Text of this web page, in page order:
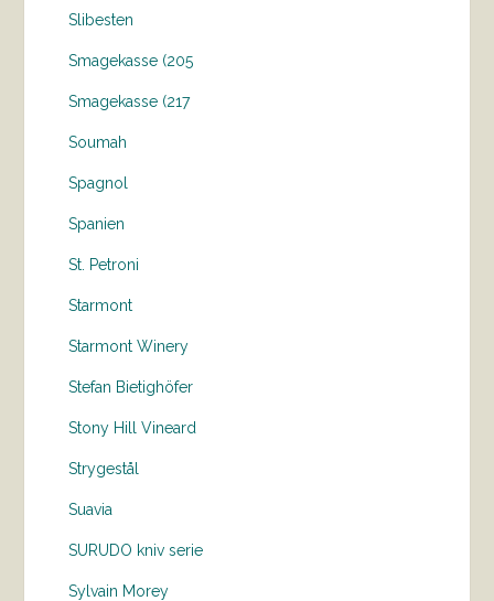
Slibesten
Smagekasse (205
Smagekasse (217
Soumah
Spagnol
Spanien
St. Petroni
Starmont
Starmont Winery
Stefan Bietighöfer
Stony Hill Vineard
Strygestål
Suavia
SURUDO kniv serie
Sylvain Morey